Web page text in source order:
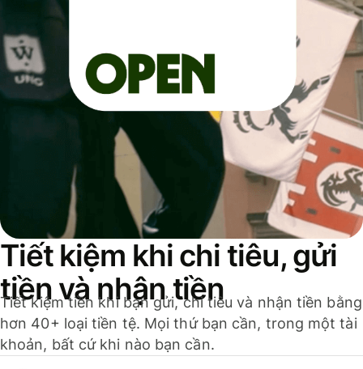
Tiết kiệm khi chi tiêu, gửi
tiền và nhận tiền
Tiết kiệm tiền khi bạn gửi, chi tiêu và nhận tiền bằng
hơn 40+ loại tiền tệ. Mọi thứ bạn cần, trong một tài
khoản, bất cứ khi nào bạn cần.